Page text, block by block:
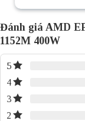
Đánh giá AMD
1152M 400W
5
4
3
2